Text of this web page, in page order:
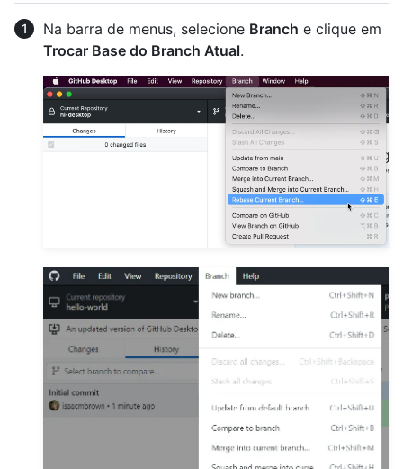
Na barra de menus, selecione Branch e clique em
Trocar Base do Branch Atual.